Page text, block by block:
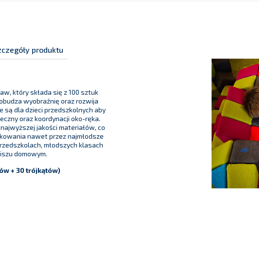
produktu
który składa się z 100 sztuk
wyobraźnię oraz rozwija
są dla dzieci przedszkolnych aby
oraz koordynacji oko-ręka.
jakości materiałów, co
nawet przez najmłodsze
młodszych klasach
domowym.
+ 30 trójkątów)